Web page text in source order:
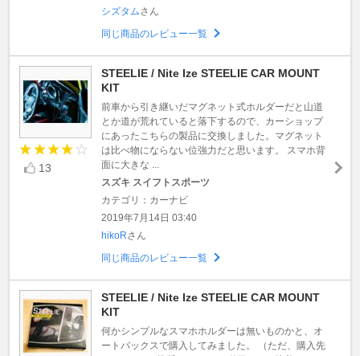
シズタムさん
同じ商品のレビュー一覧
13
STEELIE / Nite Ize STEELIE CAR MOUNT
KIT
前車から引き継いだマグネット式ホルダーだと山道
とか道が荒れていると落下するので、カーショップ
にあったこちらの製品に交換しました。マグネット
は比べ物にならない位強力だと思います。 スマホ背
面に大きな ...
スズキ スイフトスポーツ
カテゴリ：カーナビ
2019年7月14日 03:40
hikoRさん
同じ商品のレビュー一覧
STEELIE / Nite Ize STEELIE CAR MOUNT
KIT
何かシンプルなスマホホルダーは無いものかと、オ
ートバックスで購入してみました。 （ただ、購入先